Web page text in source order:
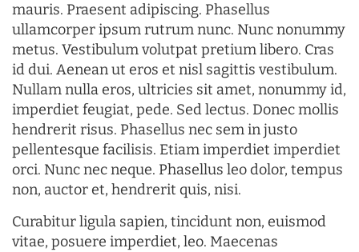
mauris. Praesent adipiscing. Phasellus
ullamcorper ipsum rutrum nunc. Nunc nonummy
metus. Vestibulum volutpat pretium libero. Cras
id dui. Aenean ut eros et nisl sagittis vestibulum.
Nullam nulla eros, ultricies sit amet, nonummy id,
imperdiet feugiat, pede. Sed lectus. Donec mollis
hendrerit risus. Phasellus nec sem in justo
pellentesque facilisis. Etiam imperdiet imperdiet
orci. Nunc nec neque. Phasellus leo dolor, tempus
non, auctor et, hendrerit quis, nisi.
Curabitur ligula sapien, tincidunt non, euismod
vitae, posuere imperdiet, leo. Maecenas